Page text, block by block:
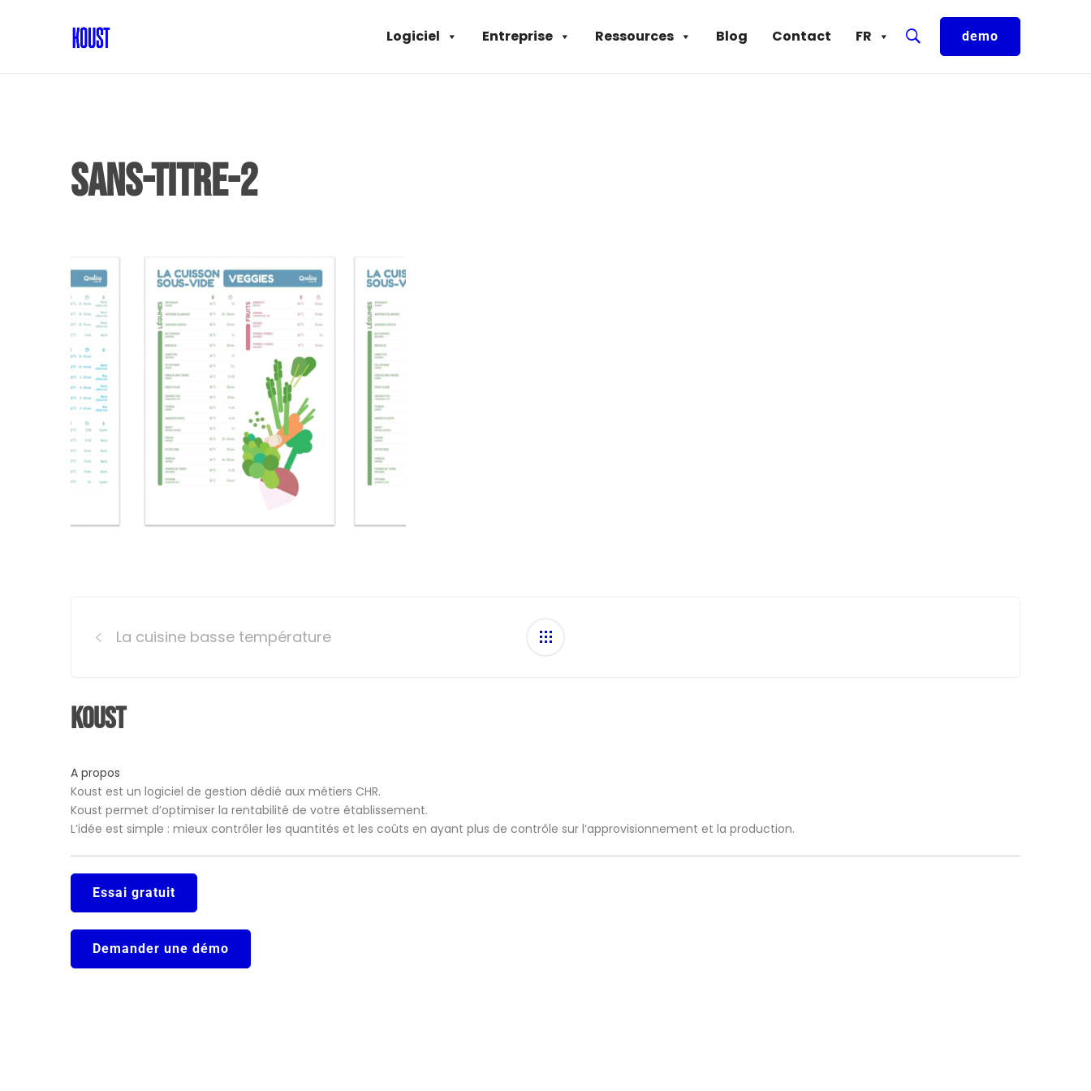
FR
Contact
Blog
Ressources
Entreprise
Logiciel demo
Sans-titre-2
navigation
La cuisine basse température
Koust
A propos
Koust est un logiciel de gestion dédié aux métiers CHR.
Koust permet d’optimiser la rentabilité de votre établissement.
L’idée est simple : mieux contrôler les quantités et les coûts en ayant plus de contrôle sur l’approvisionnement et la production.
Essai gratuit
Demander une démo